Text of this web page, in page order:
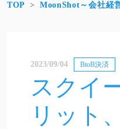
TOP MoonShot～会社経
2023/09/04 BtoB決済
スクイ
リット